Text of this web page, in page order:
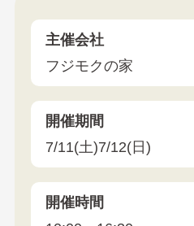
主催会社
フジモクの家
開催期間
7/11(土)7/12(日)
開催時間